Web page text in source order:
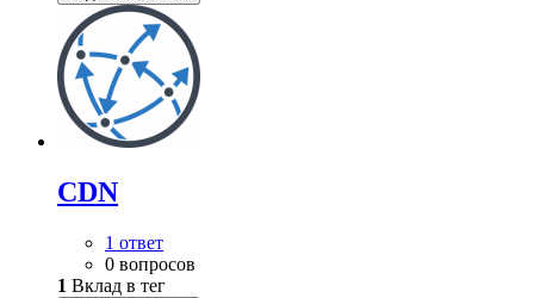
CDN
1 ответ
0 вопросов
1 Вклад в тег